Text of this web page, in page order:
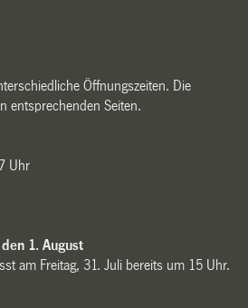
Öffnungszeiten. Die
entsprechenden Seiten.
Uhr
1. August
am Freitag, 31. Juli bereits um 15 Uhr.